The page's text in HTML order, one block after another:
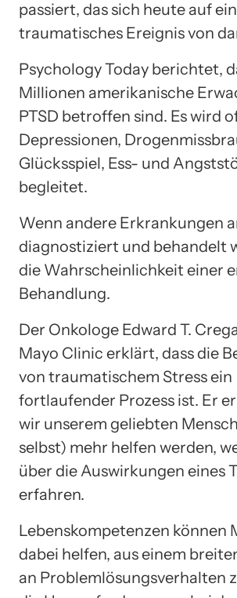
passiert, das sich heute auf ein
traumatisches Ereignis von
Psychology Today berichtet,
Millionen amerikanische
PTSD betroffen sind. Es wird
Depressionen,
Glücksspiel, Ess- und
begleitet.
Wenn andere Erkrankungen
diagnostiziert und behandelt
die Wahrscheinlichkeit einer
Behandlung.
Der Onkologe Edward T.
Mayo Clinic erklärt, dass die
von traumatischem Stress ein
fortlaufender Prozess ist. Er
wir unserem geliebten
selbst) mehr helfen werden,
über die Auswirkungen eines
erfahren.
Lebenskompetenzen können
dabei helfen, aus einem
an Problemlösungsverhalten